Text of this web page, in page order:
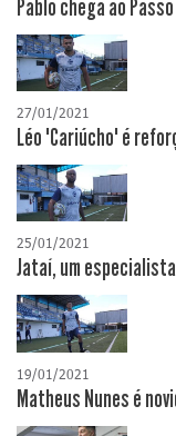
Pablo chega ao
27/01/2021
Léo "Cariúcho" é
25/01/2021
Jataí, um
19/01/2021
Matheus Nunes é